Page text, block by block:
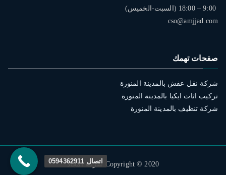
9:00 – 18:00 (السبت-الخميس)
cso@amjjad.com
صفحات تهمك
شركة نقل عفش بالمدينة المنورة
تركيب اثاث ايكيا بالمدينة المنورة
شركة تنظيف بالمدينة المنورة
Copyright © 2020 شركة امجاد اتصال 0594362911